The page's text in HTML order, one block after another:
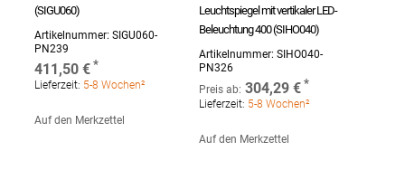
(SIGU060)
Artikelnummer: SIGU060-
PN239
411,50 €
Lieferzeit: 5-8 Wochen²
Auf den Merkzettel
Leuchtspiegel mit vertikaler LED-
Beleuchtung 400 (SIHO040)
Artikelnummer:SIHO040-
PN326
Preis ab: 304,29 €
Lieferzeit: 5-8 Wochen²
Auf den Merkzettel